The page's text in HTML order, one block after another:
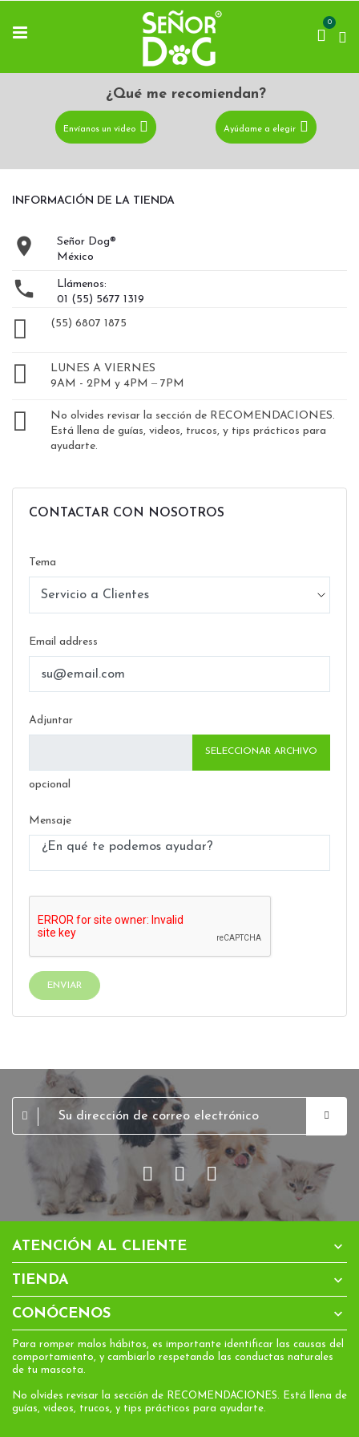
0
¿Qué me recomiendan?
Envíanos un video Ayúdame a elegir
INFORMACIÓN DE LA TIENDA

Señor Dog®
México

Llámenos:
01 (55) 5677 1319
(55) 6807 1875
LUNES A VIERNES
9AM - 2PM y 4PM – 7PM
No olvides revisar la sección de RECOMENDACIONES.
Está llena de guías, videos, trucos, y tips prácticos para
ayudarte.
CONTACTAR CON NOSOTROS
Tema
Email address
Adjuntar
SELECCIONAR ARCHIVO
opcional
Mensaje
ATENCIÓN AL CLIENTE 
TIENDA 
CONÓCENOS 
Para romper malos hábitos, es importante identificar las causas del
comportamiento, y cambiarlo respetando las conductas naturales
de tu mascota.
No olvides revisar la sección de RECOMENDACIONES. Está llena de
guías, videos, trucos, y tips prácticos para ayudarte.